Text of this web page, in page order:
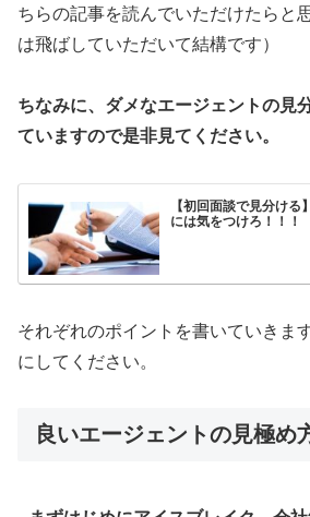
ちらの記事を読んでいただけたらと
は飛ばしていただいて結構です）
ちなみに、ダメなエージェントの見
ていますので是非見てください。
【初回面談で見分ける
には気をつけろ！！！
それぞれのポイントを書いていきま
にしてください。
良いエージェントの見極め